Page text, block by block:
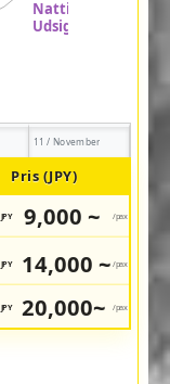
11 / November
Pris (JPY)
JPY 9,000 ~ /pax
JPY 14,000 ~ /pax
JPY 20,000~ /pax